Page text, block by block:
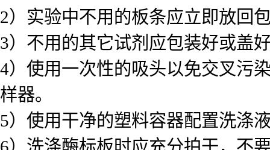
2）实验中不用的板条应立即放回
3）不用的其它试剂应包装好或盖
4）使用一次性的吸头以免交叉污
样器。
5）使用干净的塑料容器配置洗涤